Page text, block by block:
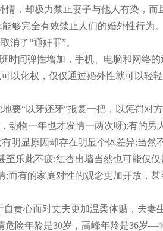
，却极力禁止妻子与他人有染，而
够完全有效禁止人们的婚外性行为
消了“通奸罪”。
间弹性增加，手机、电脑和网络的
以化权，仅仅通过婚外性就可以轻
“以牙还牙”报复一把，以惩罚对方
物一年也才发情一两次呀);有的男
明显原因却存在明显个体差异;当然
乐此不疲;红杏出墙当然也可能仅
而有的家庭对性的观念更加开放，甚
责心而对丈夫更加温柔体贴，夫妻
险年龄是30岁，高峰年龄是36岁